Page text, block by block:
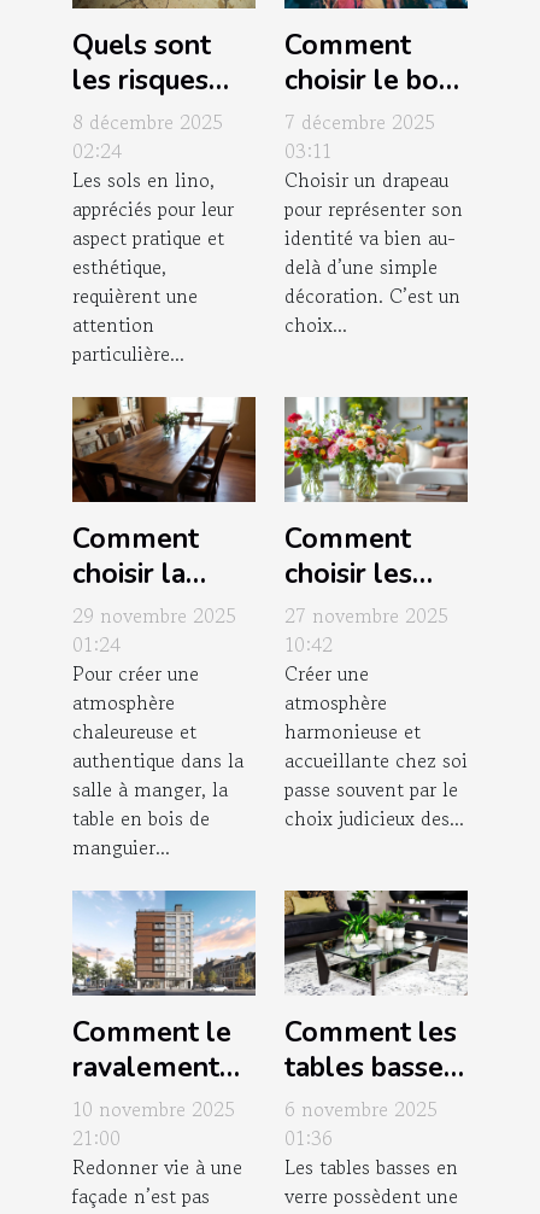
Quels sont
les risques
des produits
chimiques sur
les sols en
lino ?
8 décembre 2025
02:24
Les sols en lino,
appréciés pour leur
aspect pratique et
esthétique,
requièrent une
attention
particulière...
Comment
choisir le bon
drapeau pour
représenter
votre
identité?
7 décembre 2025
03:11
Choisir un drapeau
pour représenter son
identité va bien au-
delà d’une simple
décoration. C’est un
choix...
Comment
choisir la
table à
manger
parfaite en
bois de
manguier ?
29 novembre 2025
01:24
Pour créer une
atmosphère
chaleureuse et
authentique dans la
salle à manger, la
table en bois de
manguier...
Comment
choisir les
meilleures
compositions
florales pour
votre intérieur
?
27 novembre 2025
10:42
Créer une
atmosphère
harmonieuse et
accueillante chez soi
passe souvent par le
choix judicieux des...
Comment le
ravalement
de façade
peut
augmenter la
10 novembre 2025
21:00
Redonner vie à une
façade n’est pas
Comment les
tables basses
en verre
transforment-
elles votre
6 novembre 2025
01:36
Les tables basses en
verre possèdent une